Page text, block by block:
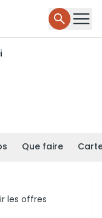
Que faire
les offres